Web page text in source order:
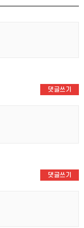
댓글쓰기
댓글쓰기